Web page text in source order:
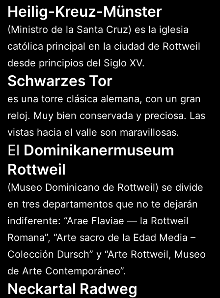
Heilig-Kreuz-Münster
(Ministro de la Santa Cruz) es la iglesia
católica principal en la ciudad de Rottweil
desde principios del Siglo XV.
Schwarzes Tor
es una torre clásica alemana, con un gran
reloj. Muy bien conservada y preciosa. Las
vistas hacia el valle son maravillosas.
El Dominikanermuseum
Rottweil
(Museo Dominicano de Rottweil) se divide
en tres departamentos que no te dejarán
indiferente: “Arae Flaviae — la Rottweil
Romana”, “Arte sacro de la Edad Media –
Colección Dursch” y “Arte Rottweil, Museo
de Arte Contemporáneo”.
Neckartal Radweg